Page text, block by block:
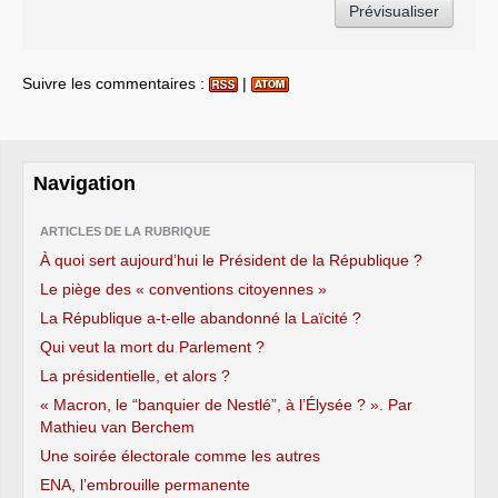
Suivre les commentaires : |
Navigation
ARTICLES DE LA RUBRIQUE
À quoi sert aujourd’hui le Président de la République ?
Le piège des « conventions citoyennes »
La République a-t-elle abandonné la Laïcité ?
Qui veut la mort du Parlement ?
La présidentielle, et alors ?
« Macron, le “banquier de Nestlé”, à l’Élysée ? ». Par
Mathieu van Berchem
Une soirée électorale comme les autres
ENA, l’embrouille permanente